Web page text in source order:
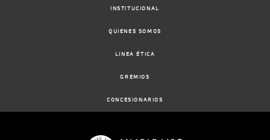
INSTITUCIONAL
QUIENES SOMOS
LINEA ÉTICA
GREMIOS
CONCESIONARIOS